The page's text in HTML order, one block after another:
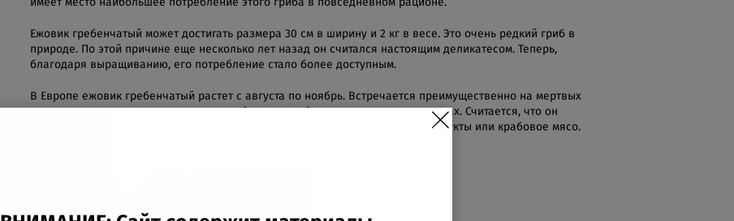
Ежовик гребенчатый может достигать размера 30 см в ширину и 2 кг в весе. Это очень редкий гриб в
природе. По этой причине еще несколько лет назад он считался настоящим деликатесом. Теперь,
благодаря выращиванию, его потребление стало более доступным.
В Европе ежовик гребенчатый растет с августа по ноябрь. Встречается преимущественно на мертвых
стволах, в частности на американском буке или дубе, реже и на живых стволах. Считается, что он
может прожить 40 лет. По некоторым данным, его вкус напоминает морепродукты или крабовое мясо.